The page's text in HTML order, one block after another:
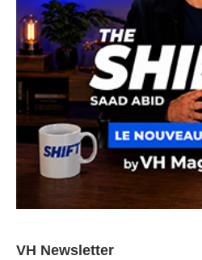
VH Newsletter